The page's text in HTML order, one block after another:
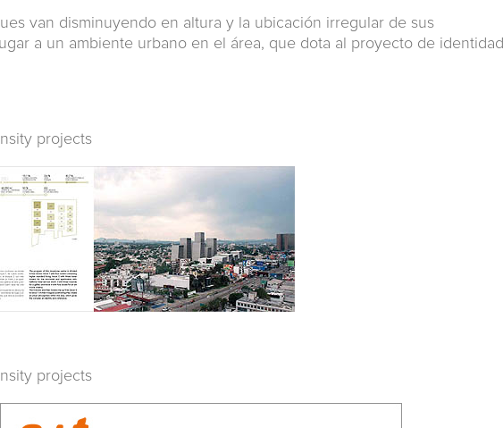
van disminuyendo en altura y la ubicación irregular de sus
a un ambiente urbano en el área, que dota al proyecto de identidad
projects
projects